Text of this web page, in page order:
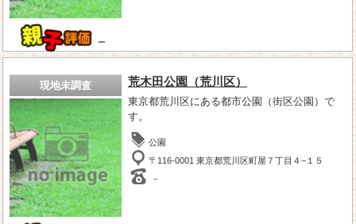
－
現地未調査 荒木田公園（荒川区）
東京都荒川区にある都市公園（街区公園）で
す。
公園
〒116-0001 東京都荒川区町屋７丁目４−１５
－